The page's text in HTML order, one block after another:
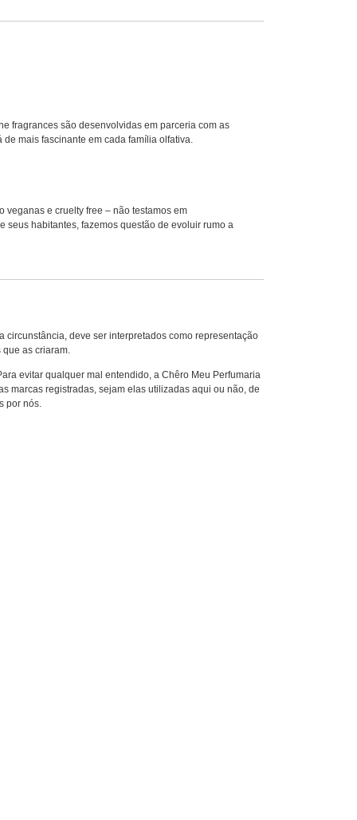
fragrances são desenvolvidas em parceria com as
mais fascinante em cada família olfativa.
veganas e cruelty free – não testamos em
habitantes, fazemos questão de evoluir rumo a
circunstância, deve ser interpretados como representação
que as criaram.
evitar qualquer mal entendido, a Chêro Meu Perfumaria
marcas registradas, sejam elas utilizadas aqui ou não, de
por nós.